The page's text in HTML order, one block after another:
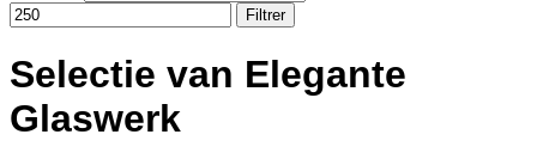
Filtrer
Selectie van Elegante
Glaswerk